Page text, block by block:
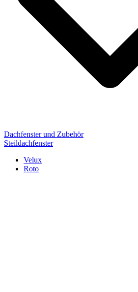
Dachfenster und Zubehör
Steildachfenster
Velux
Roto